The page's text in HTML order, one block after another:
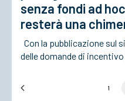
senza fondi ad
resterà una
Con la pubblicazione sul
delle domande di incentivo
1